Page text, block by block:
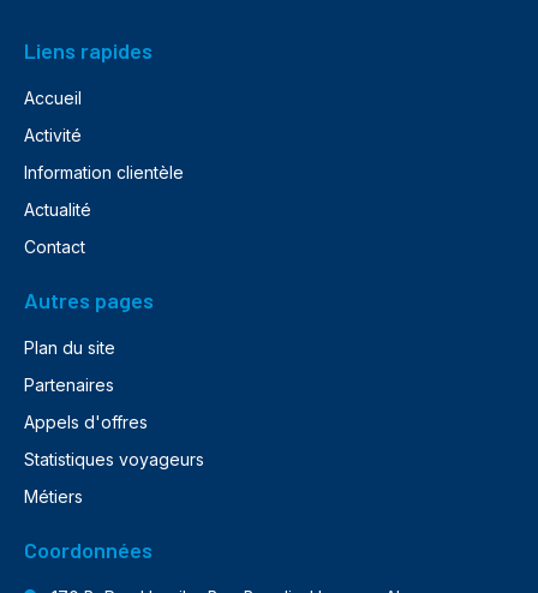
Liens rapides
Accueil
Activité
Information clientèle
Actualité
Contact
Autres pages
Plan du site
Partenaires
Appels d'offres
Statistiques voyageurs
Métiers
Coordonnées